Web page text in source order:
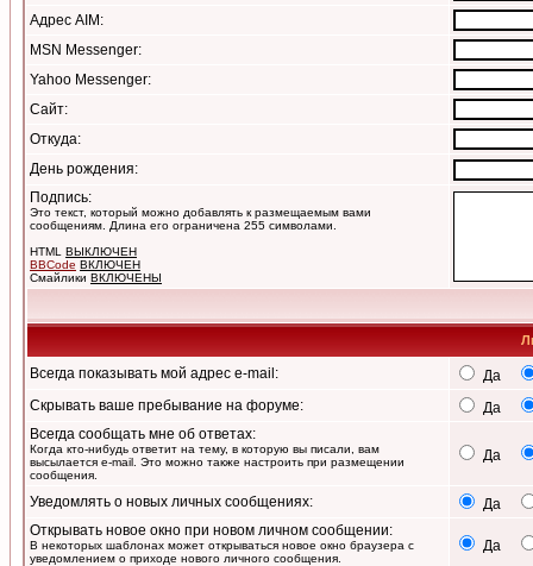
Адрес AIM:
MSN Messenger:
Yahoo Messenger:
Сайт:
Откуда:
День рождения:
Подпись:
Это текст, который можно добавлять к размещаемым вами
сообщениям. Длина его ограничена 255 символами.
HTML ВЫКЛЮЧЕН
BBCode ВКЛЮЧЕН
Смайлики ВКЛЮЧЕНЫ
Всегда показывать мой адрес e-mail:
Да
Скрывать ваше пребывание на форуме:
Да
Всегда сообщать мне об ответах:
Когда кто-нибудь ответит на тему, в которую вы писали, вам
высылается e-mail. Это можно также настроить при размещении
сообщения.
Да
Уведомлять о новых личных сообщениях:
Да
Открывать новое окно при новом личном сообщении:
В некоторых шаблонах может открываться новое окно браузера с
уведомлением о приходе нового личного сообщения.
Да